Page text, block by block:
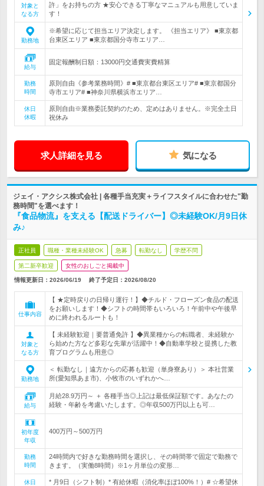
対象と
なる方
許」をお持ちの方 ★安心できる丁寧なマニュアルも用意していま
す！
勤務地
※希望に応じて担当エリア決定します。 《担当エリア》 ■東京都
台東区エリア ■東京都国分寺市エリア…
給与
固定報酬制日額：13000円交通費実費精算
勤務
時間
原則自由《参考業務時間》# ■東京都台東区エリア# ■東京都国分
寺市エリア# ■神奈川県横浜市エリア…
休日
休暇
原則自由※業務委託契約のため、定めはありません。※完全土日
祝休み
求人詳細を見る 気になる
ジェイ・アクシス株式会社 | 各種手当充実＋ライフスタイルに合わせた"勤
務時間"を選べます！
『食品物流』を支える【配送ドライバー】◎未経験OK/月9日休
み♪
正社員 職種・業種未経験OK 急募 転勤なし 学歴不問
第二新卒歓迎 女性のおしごと掲載中
情報更新日：2026/06/19 終了予定日： 2026/08/20
仕事内容
【 ★定時戻りの日帰り運行！】◆チルド・フローズン食品の配送
をお願いします！◆シフトの時間帯もいろいろ！午前中や午後早
めに終われるルートも！
対象と
なる方
【 未経験歓迎｜要普通免許 】◆異業種からの転職者、未経験か
ら始めた方など多彩な先輩が活躍中！◆自動車学校と提携した教
育プログラムも用意◎
勤務地
＜ 転勤なし｜遠方からの応募も歓迎（単身寮あり）＞ 本社営業
所(愛知県あま市)、小牧市のいずれかへ…
給与
月給28.9万円～ ＋ 各種手当◎上記は最低保証額です。あなたの
経験・年齢を考慮いたします。◎年収500万円以上も可…
初年度
年収
400万円～500万円
勤務
時間
24時間内で好きな勤務時間を選択し、その時間帯で固定で勤務で
きます。（実働8時間）※1ヶ月単位の変形…
休日
* 月9日（シフト制）* 有給休暇（消化率ほぼ100%！）# ☆希望休